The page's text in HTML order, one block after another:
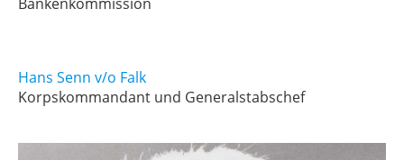
Hans Senn v/o Falk
Korpskommandant und Generalstabschef